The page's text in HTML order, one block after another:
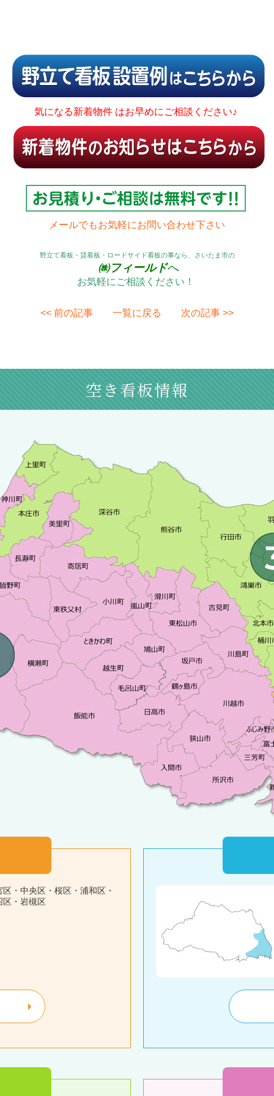
気になる新着物件 はお早めにご相談ください♪
メールでもお気軽にお問い合わせ下さい
野立て看板・貸看板・ロードサイド看板の事なら、さいたま市の
㈱フィールドへ
お気軽にご相談ください！
<< 前の記事 一覧に戻る 次の記事 >>
空き看板情報
・中央区・桜区・浦和区・
区・岩槻区